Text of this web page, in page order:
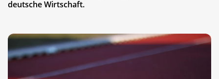
deutsche Wirtschaft.